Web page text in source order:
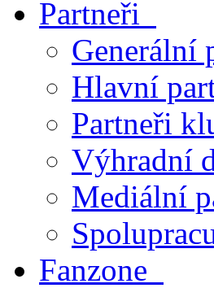
Partneři
Generální
Hlavní
Partneři
Výhradní
Mediální
Fanzone